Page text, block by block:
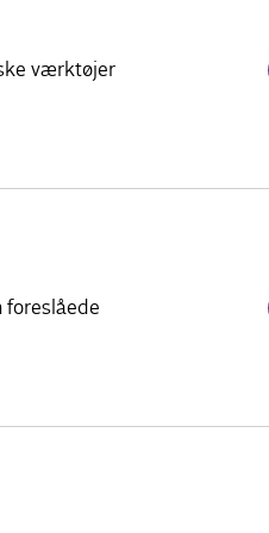
værktøjer
foreslåede